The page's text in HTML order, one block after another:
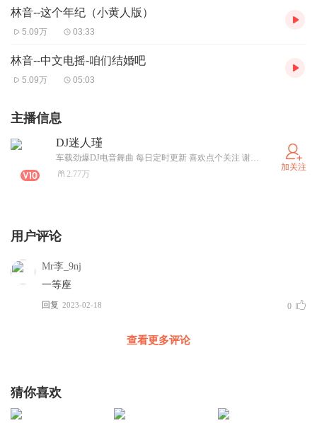
林音--这个年纪（小黄人版）
5.09万 03:33
林音--中文电摇-咱们结婚吧
5.09万 05:03
主播信息
DJ迷人瑾
车载劲爆DJ电音舞曲 每日定时更新 喜欢点个关注 谢谢！谢谢！谢谢！
2.77万
加关注
用户评论
Mr李_9nj
一等座
回复 2023-02-18 0
查看更多评论
猜你喜欢